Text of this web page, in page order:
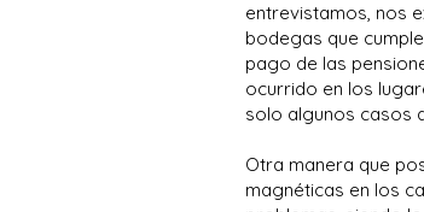
entrevistamos, nos
bodegas que
pago de las
ocurrido en los
solo algunos casos
Otra manera que
magnéticas en los